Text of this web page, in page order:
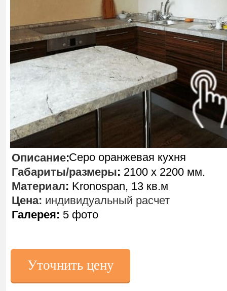
Уточнить цену
Серо оранжевая кухня
Описание:
Габариты/размеры: 2100 х 2200 мм.
Материал: Kronospan, 13 кв.м
Цена: индивидуальный расчет
Галерея: 5 фото